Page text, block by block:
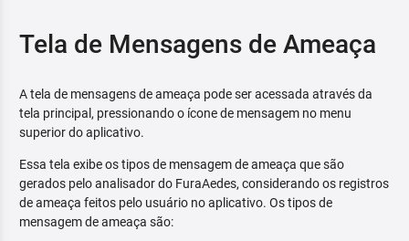
Tela de Mensagens de Ameaça
A tela de mensagens de ameaça pode ser acessada através da
tela principal, pressionando o ícone de mensagem no menu
superior do aplicativo.
Essa tela exibe os tipos de mensagem de ameaça que são
gerados pelo analisador do FuraAedes, considerando os registros
de ameaça feitos pelo usuário no aplicativo. Os tipos de
mensagem de ameaça são: